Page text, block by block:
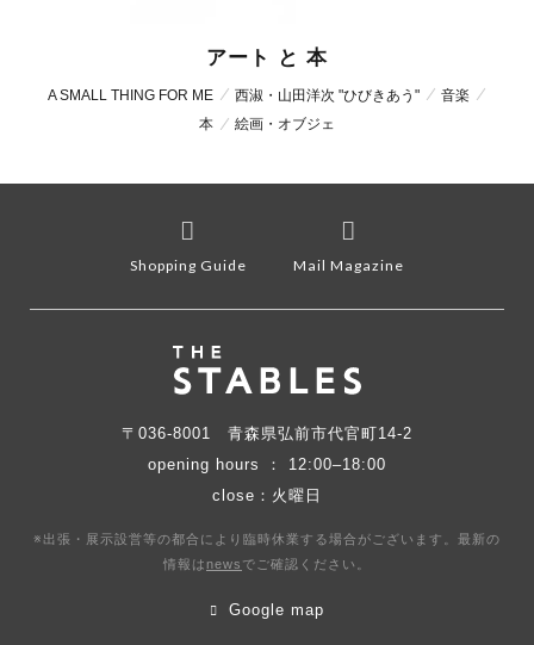
アート と 本
A SMALL THING FOR ME 西淑・山田洋次 "ひびきあう"
音楽
本
絵画・オブジェ
Shopping Guide Mail Magazine
〒036-8001 青森県弘前市代官町14-2
opening hours ： 12:00–18:00
close：火曜日
※出張・展示設営等の都合により臨時休業する場合がございます。最新の
情報は news で ご確認ください。
Google map